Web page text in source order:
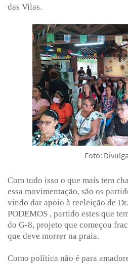
das Vilas.
Foto:
Com tudo isso o que mais tem
essa movimentação, são os
vindo dar apoio à reeleição de
PODEMOS , partido estes que
do G-8, projeto que começou
que deve morrer na praia.
Como política não é para